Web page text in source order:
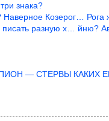
знака?
Козерог… Рога
разную х… йню? Автор
— СТЕРВЫ КАКИХ ЕЩЕ